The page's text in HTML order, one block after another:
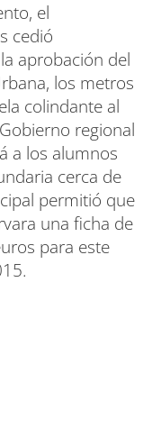
el
cedió
aprobación del
los metros
colindante al
regional
a los alumnos
cerca de
permitió que
una ficha de
para este